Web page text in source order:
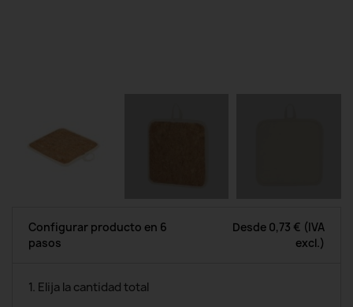
Configurar producto en 6
pasos
Desde 0,73 € (IVA
excl.)
1. Elija la cantidad total